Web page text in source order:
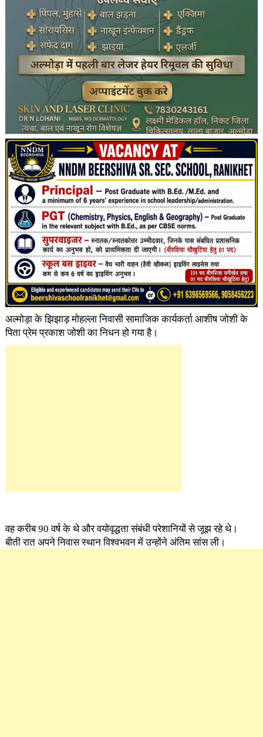
अल्मोड़ा के झिझाड़ मोहल्ला निवासी सामाजिक कार्यकर्ता आशीष जोशी के
पिता प्रेम प्रकाश जोशी का निधन हो गया है।
वह करीब 90 वर्ष के थे और वयोवृद्धता संबंधी परेशानियों से जूझ रहे थे।
बीती रात अपने निवास स्थान विश्वभवन में उन्होंने अंतिम सांस ली।